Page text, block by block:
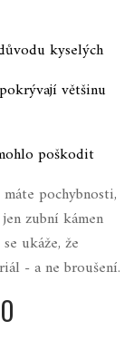
kyselých
většinu
poškodit
pochybnosti,
zubní kámen
ukáže, že
- a ne broušení.